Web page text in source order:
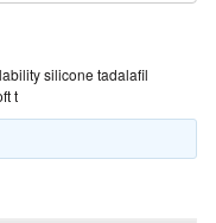
silicone tadalafil
t